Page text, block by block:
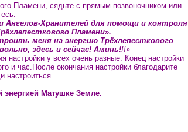
Пламени, сядьте с прямым позвоночником или
Ангелов-Хранителей для помощи и контроля
Пламени».
меня на энергию Трёхлепесткового
здесь и сейчас! Аминь!!!»
настройки у всех очень разные. Конец настройки
и час.После окончания настройки благодарите
настроиться.
энергией Матушке Земле.